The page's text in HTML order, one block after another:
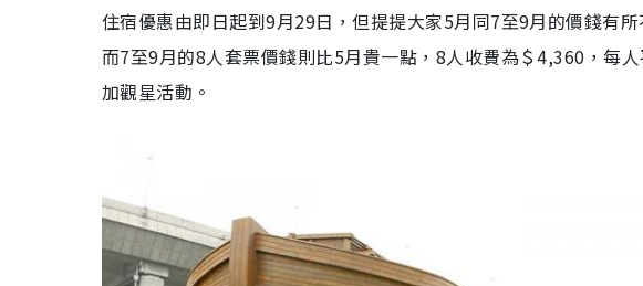
住宿優惠由即日起到9月29日，但提提大家5月同7至9月的價錢有
而7至9月的8人套票價錢則比5月貴一點，8人收費為＄4,360，每
加觀星活動。